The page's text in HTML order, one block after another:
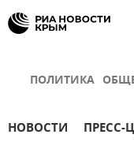
ПОЛИТИКА
НОВОСТИ ПРЕСС-